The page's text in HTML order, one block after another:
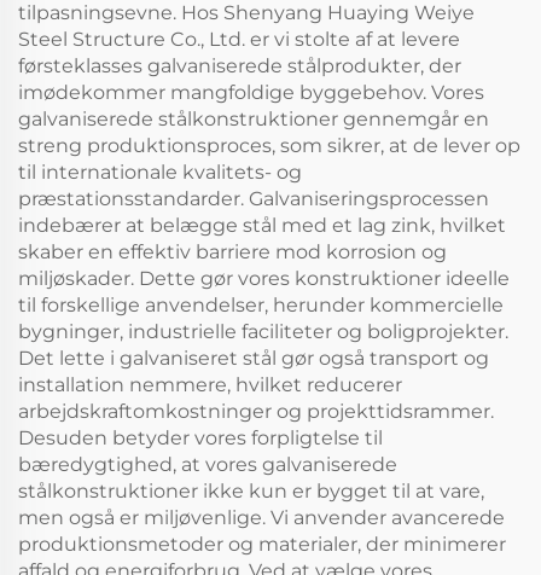
tilpasningsevne. Hos Shenyang Huaying Weiye
Steel Structure Co., Ltd. er vi stolte af at levere
førsteklasses galvaniserede stålprodukter, der
imødekommer mangfoldige byggebehov. Vores
galvaniserede stålkonstruktioner gennemgår en
streng produktionsproces, som sikrer, at de lever op
til internationale kvalitets- og
præstationsstandarder. Galvaniseringsprocessen
indebærer at belægge stål med et lag zink, hvilket
skaber en effektiv barriere mod korrosion og
miljøskader. Dette gør vores konstruktioner ideelle
til forskellige anvendelser, herunder kommercielle
bygninger, industrielle faciliteter og boligprojekter.
Det lette i galvaniseret stål gør også transport og
installation nemmere, hvilket reducerer
arbejdskraftomkostninger og projekttidsrammer.
Desuden betyder vores forpligtelse til
bæredygtighed, at vores galvaniserede
stålkonstruktioner ikke kun er bygget til at vare,
men også er miljøvenlige. Vi anvender avancerede
produktionsmetoder og materialer, der minimerer